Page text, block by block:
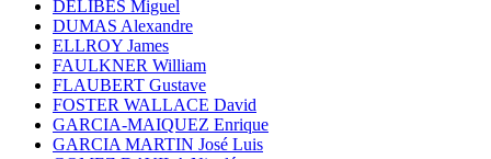
DELIBES Miguel
DUMAS Alexandre
ELLROY James
FAULKNER William
FLAUBERT Gustave
FOSTER WALLACE David
GARCIA-MAIQUEZ Enrique
GARCIA MARTIN José Luis